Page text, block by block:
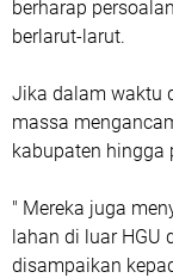
berharap
berlarut-larut.
Jika dalam waktu
massa
kabupaten hingga
" Mereka juga
lahan di luar HGU
disampaikan